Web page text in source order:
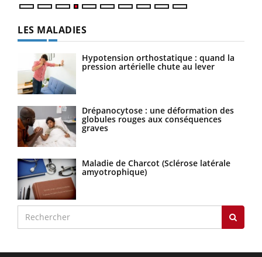
LES MALADIES
Hypotension orthostatique : quand la
pression artérielle chute au lever
Drépanocytose : une déformation des
globules rouges aux conséquences
graves
Maladie de Charcot (Sclérose latérale
amyotrophique)